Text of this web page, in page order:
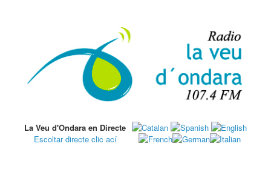
La Veu d'Ondara en Directe
Escoltar directe clic ací